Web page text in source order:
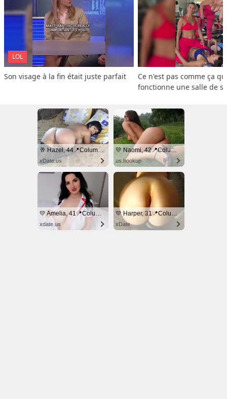
LOL
Son visage à la fin était juste parfait
Ce n'est pas comme ça
fonctionne une salle de